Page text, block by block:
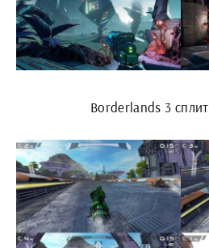
Borderlands 3